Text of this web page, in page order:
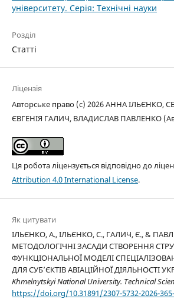
університету. Серія: Технічні науки
Розділ
Статті
Ліцензія
Авторське право (c) 2026 АННА ІЛЬЄНКО,
ЄВГЕНІЯ ГАЛИЧ, ВЛАДИСЛАВ ПАВЛЕНКО
Ця робота ліцензується відповідно до
Attribution 4.0 International License.
Як цитувати
ІЛЬЄНКО, А., ІЛЬЄНКО, С., ГАЛИЧ, Є., &
МЕТОДОЛОГІЧНІ ЗАСАДИ СТВОРЕННЯ
ФУНКЦІОНАЛЬНОЇ МОДЕЛІ
ДЛЯ СУБ’ЄКТІВ АВІАЦІЙНОЇ ДІЯЛЬНОСТІ
Khmelnytskyi National University. Technical
https://doi.org/10.31891/2307-5732-2026-